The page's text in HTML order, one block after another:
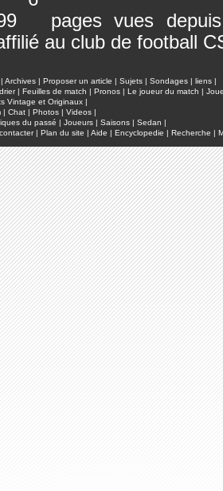
pages vues
au club de football
| Archives | Proposer un article | Sujets | Sondages | liens |
| Feuilles de match | Pronos | Le joueur du match |
Vintage et Originaux |
| Chat | Photos | Videos |
du passé | Joueurs | Saisons | Sedan |
| Plan du site | Aide | Encyclopedie | Recherche |